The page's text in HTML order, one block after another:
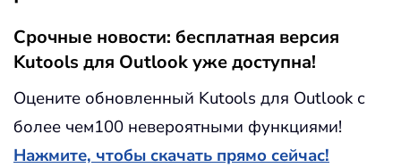
Срочные новости: бесплатная версия
Kutools для Outlook уже доступна!
Оцените обновленный Kutools для Outlook с
более чем100 невероятными функциями!
Нажмите, чтобы скачать прямо сейчас!